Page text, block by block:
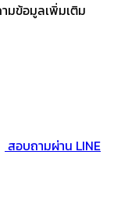
มข้อมูลเพิ่มเติม
สอบถามผ่าน LINE